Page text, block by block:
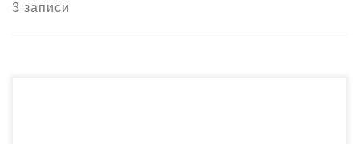
3 записи